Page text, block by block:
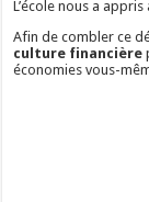
L’école nous a
Afin de combler ce
culture financière
économies vous-